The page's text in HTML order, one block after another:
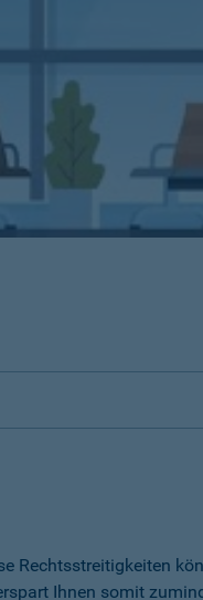
Rechtsstreitigkeiten
Ihnen somit